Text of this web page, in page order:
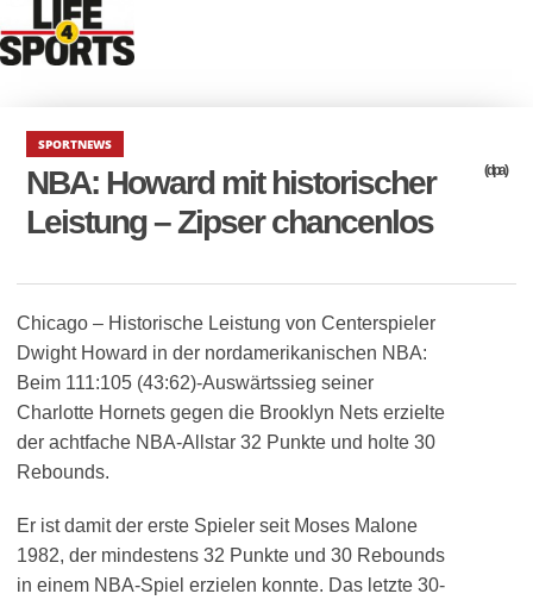
SPORTNEWS
NBA: Howard mit historischer
Leistung – Zipser chancenlos
(dpa)
Chicago – Historische Leistung von Centerspieler
Dwight Howard in der nordamerikanischen NBA:
Beim 111:105 (43:62)-Auswärtssieg seiner
Charlotte Hornets gegen die Brooklyn Nets erzielte
der achtfache NBA-Allstar 32 Punkte und holte 30
Rebounds.
Er ist damit der erste Spieler seit Moses Malone
1982, der mindestens 32 Punkte und 30 Rebounds
in einem NBA-Spiel erzielen konnte. Das letzte 30-